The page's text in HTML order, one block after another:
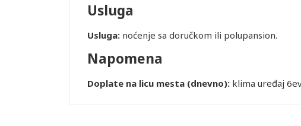
Usluga
Usluga: noćenje sa doručkom ili polupansion.
Napomena
Doplate na licu mesta (dnevno): klima uređaj